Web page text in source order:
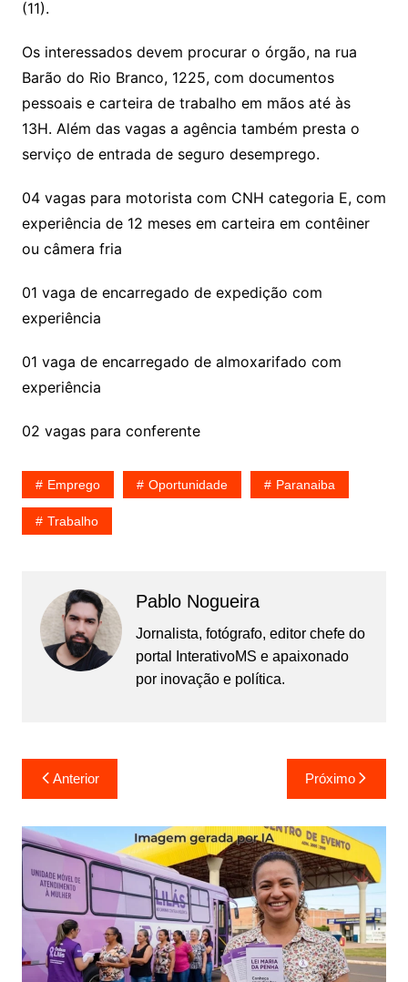
(11).
Os interessados devem procurar o órgão, na rua
Barão do Rio Branco, 1225, com documentos
pessoais e carteira de trabalho em mãos até às
13H. Além das vagas a agência também presta o
serviço de entrada de seguro desemprego.
04 vagas para motorista com CNH categoria E, com
experiência de 12 meses em carteira em contêiner
ou câmera fria
01 vaga de encarregado de expedição com
experiência
01 vaga de encarregado de almoxarifado com
experiência
02 vagas para conferente
Emprego Oportunidade Paranaiba
Trabalho
Pablo Nogueira
Jornalista, fotógrafo, editor chefe do
portal InterativoMS e apaixonado
por inovação e política.
Navegação
de
Post
Anterior Próximo